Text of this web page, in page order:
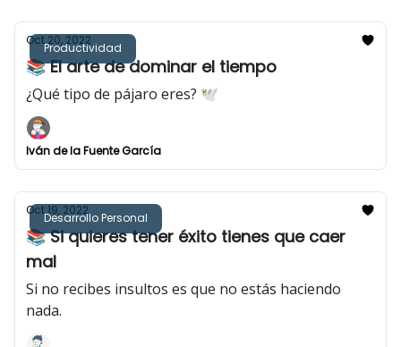
Productividad
Oct 20, 2022
📚 El arte de dominar el tiempo
¿Qué tipo de pájaro eres? 🕊
Iván de la Fuente García
Desarrollo Personal
Oct 19, 2022
📚 Si quieres tener éxito tienes que caer
mal
Si no recibes insultos es que no estás haciendo
nada.